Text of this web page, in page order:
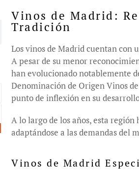
Vinos de Madrid:
Tradición
Los vinos de Madrid cuentan con
A pesar de su menor
han evolucionado notablemente
Denominación de Origen Vinos
punto de inflexión en su
A lo largo de los años, esta
adaptándose a las demandas del
Vinos de Madrid